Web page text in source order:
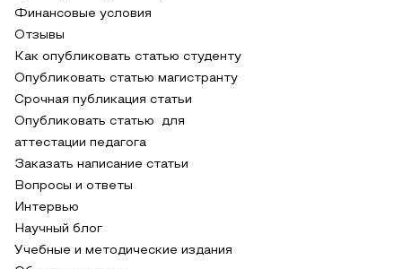
Финансовые условия
Отзывы
Как опубликовать статью студенту
Опубликовать статью магистранту
Срочная публикация статьи
Опубликовать статью для
аттестации педагога
Заказать написание статьи
Вопросы и ответы
Интервью
Научный блог
Учебные и методические издания